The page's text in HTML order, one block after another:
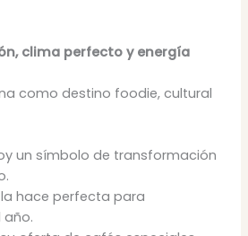
clima perfecto y energía
como destino foodie, cultural
un símbolo de transformación
hace perfecta para